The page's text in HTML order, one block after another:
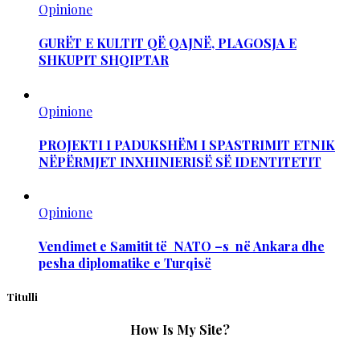
Opinione
GURËT E KULTIT QË QAJNË, PLAGOSJA E
SHKUPIT SHQIPTAR
Opinione
PROJEKTI I PADUKSHËM I SPASTRIMIT ETNIK
NËPËRMJET INXHINIERISË SË IDENTITETIT
Opinione
Vendimet e Samitit të NATO –s në Ankara dhe
pesha diplomatike e Turqisë
Titulli
How Is My Site?